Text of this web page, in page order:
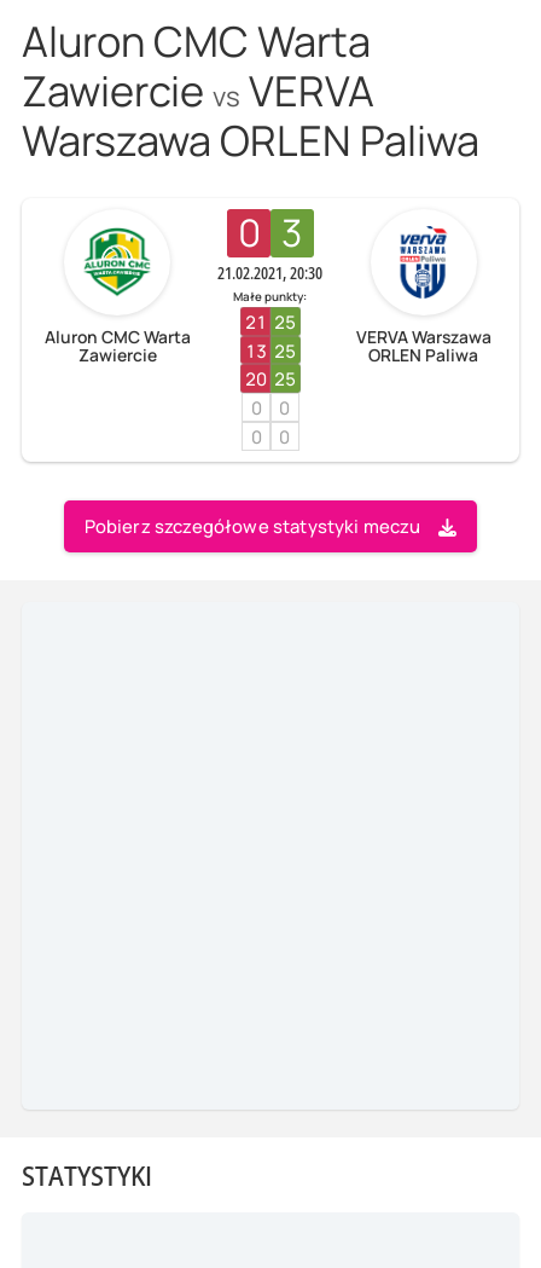
Aluron CMC Warta
Zawiercie vs VERVA
Warszawa ORLEN Paliwa
Aluron CMC Warta
Zawiercie
0 3
21.02.2021, 20:30
Małe punkty:
21 25
13 25
20 25
0
0
0
0
VERVA Warszawa
ORLEN Paliwa
Pobierz szczegółowe statystyki meczu
STATYSTYKI